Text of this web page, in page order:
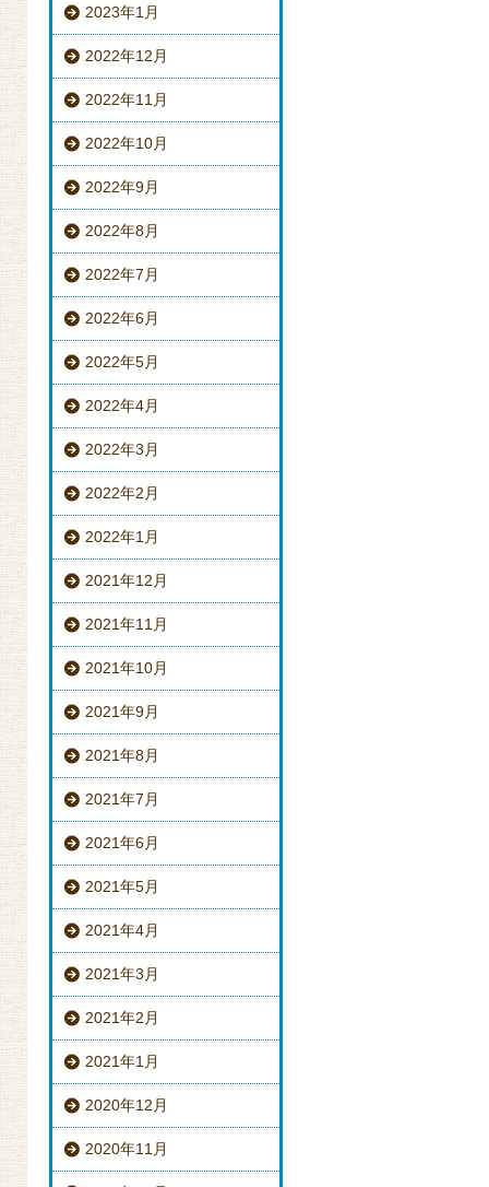
2023年1月
2022年12月
2022年11月
2022年10月
2022年9月
2022年8月
2022年7月
2022年6月
2022年5月
2022年4月
2022年3月
2022年2月
2022年1月
2021年12月
2021年11月
2021年10月
2021年9月
2021年8月
2021年7月
2021年6月
2021年5月
2021年4月
2021年3月
2021年2月
2021年1月
2020年12月
2020年11月